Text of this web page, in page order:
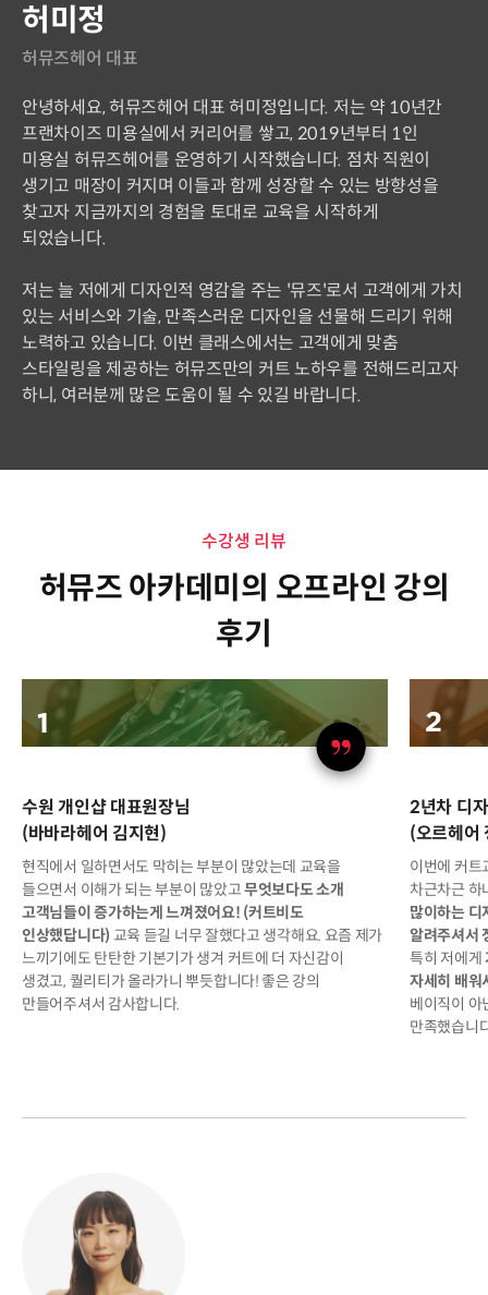
허뮤즈헤어 대표
허미정
안녕하세요, 허뮤즈헤어 대표 허미정입니다. 저는 약 10년간
프랜차이즈 미용실에서 커리어를 쌓고, 2019년부터 1인
미용실 허뮤즈헤어를 운영하기 시작했습니다. 점차 직원이
생기고 매장이 커지며 이들과 함께 성장할 수 있는 방향성을
찾고자 지금까지의 경험을 토대로 교육을 시작하게
되었습니다.
저는 늘 저에게 디자인적 영감을 주는 '뮤즈'로서 고객에게 가치
있는 서비스와 기술, 만족스러운 디자인을 선물해 드리기 위해
노력하고 있습니다. 이번 클래스에서는 고객에게 맞춤
스타일링을 제공하는 허뮤즈만의 커트 노하우를 전해드리고자
하니, 여러분께 많은 도움이 될 수 있길 바랍니다.
수강생 리뷰
허뮤즈 아카데미의 오프라인 강의
후기
수원 개인샵 대표원장님
(바바라헤어 김지현)
현직에서 일하면서도 막히는 부분이 많았는데 교육을
들으면서 이해가 되는 부분이 많았고무엇보다도 소개
고객님들이 증가하는게 느껴졌어요! (커트비도
인상했답니다) 교육 듣길 너무 잘했다고 생각해요. 요즘 제가
느끼기에도 탄탄한 기본기가 생겨 커트에 더 자신감이
생겼고, 퀄리티가 올라가니 뿌듯합니다! 좋은 강의
만들어주셔서 감사합니다.
2년차 디
(오르헤어
이번에 커트
차근차근 하
많이하는 디
알려주셔서
특히 저에게
자세히 배워
베이직이 아
만족했습니